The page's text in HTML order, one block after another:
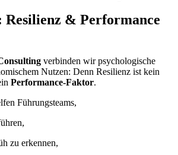
Resilienz & Performance
verbinden wir psychologische
Nutzen: Denn Resilienz ist kein
Performance-Faktor.
Führungsteams,
zu erkennen,